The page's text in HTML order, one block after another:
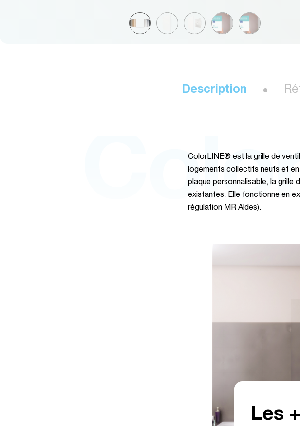
Description
ColorLINE® est la grille de
logements collectifs neufs et
plaque personnalisable, la grille
existantes. Elle fonctionne en
régulation MR Aldes).
Les